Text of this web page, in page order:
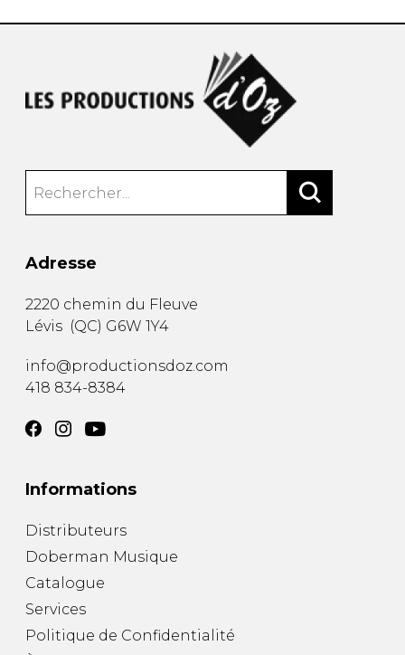
Adresse
2220 chemin du Fleuve
Lévis (QC) G6W 1Y4
info@productionsdoz.com
418 834-8384
Informations
Distributeurs
Doberman Musique
Catalogue
Services
Politique de Confidentialité